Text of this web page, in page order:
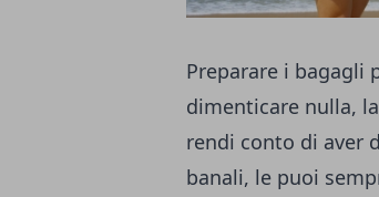
Preparare i bagagli
dimenticare nulla,
rendi conto di aver
banali, le puoi